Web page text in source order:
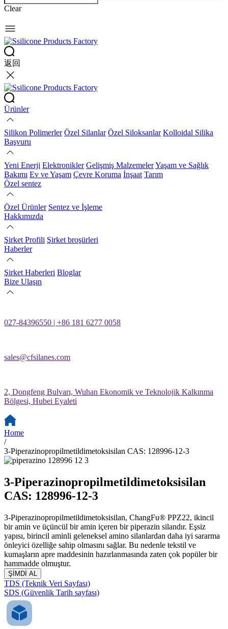
Clear
返回
Ürünler
Silikon Polimerler Özel Silanlar Özel Siloksanlar Kolloidal Silika
Başvuru
Yeni Enerji Elektronikler Gelişmiş MalzemelerYaşam ve Sağlık
Bakımı Ev ve Yaşam Çevre Koruma İnşaat Tarım
Özel sentez
Özel Ürünler Sentez ve İşleme
Hakkımızda
Şirket Profili Şirket broşürleri
Haberler
Şirket Haberleri Bloglar
Bize Ulaşın
027-84396550 | +86 181 6277 0058
sales@cfsilanes.com
2, Dongfeng Bulvarı, Wuhan Ekonomik ve Teknolojik Kalkınma
Bölgesi, Hubei Eyaleti
Home
/
3-Piperazinopropilmetildimetoksisilan CAS: 128996-12-3
3-Piperazinopropilmetildimetoksisilan
CAS: 128996-12-3
3-Piperazinopropilmetildimetoksisilan, ChangFu® PPZ22, ikincil
bir amin ve üçüncül bir amin içeren bir piperazin silandır. Eşsiz
yapısı, birincil aminli geleneksel amino silanlardan daha iyi sararma
önleyici özelliğe sahip olmasını sağlar. Bu nedenle tekstil ve
kumaşların apre maddesinin hazırlanmasında zaten çok popüler bir
hammadde olmuştur.
ŞİMDİ AL
TDS (Teknik Veri Sayfası)
SDS (Güvenlik Tarih sayfası)